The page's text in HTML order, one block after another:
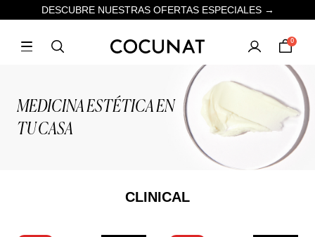
DESCUBRE NUESTRAS OFERTAS ESPECIALES →
0
MEDICINA ESTÉTICA EN
TU CASA
CLINICAL